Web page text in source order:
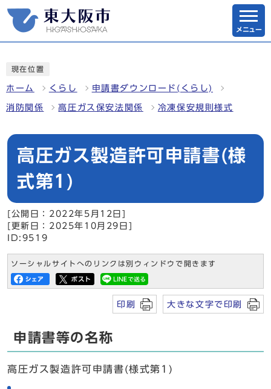
メニュー
現在位置
ホーム くらし 申請書ダウンロード(くらし)
消防関係 高圧ガス保安法関係 冷凍保安規則様式
高圧ガス製造許可申請書(様
式第1)
[公開日：2022年5月12日]
[更新日：2025年10月29日]
ID:9519
ソーシャルサイトへのリンクは別ウィンドウで開きます
印刷 大きな文字で印刷
申請書等の名称
高圧ガス製造許可申請書(様式第1)